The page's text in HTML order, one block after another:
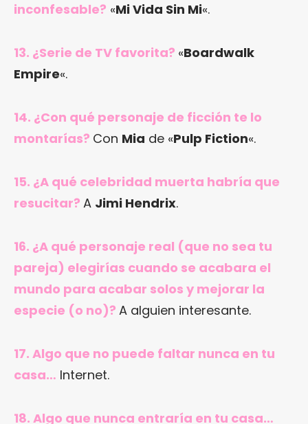
inconfesable? «Mi Vida Sin Mi«.
13. ¿Serie de TV favorita? «Boardwalk
Empire«.
14. ¿Con qué personaje de ficción te lo
montarías? Con Mia de «Pulp Fiction«.
15. ¿A qué celebridad muerta habría que
resucitar? A Jimi Hendrix.
16. ¿A qué personaje real (que no sea tu
pareja) elegirías cuando se acabara el
mundo para acabar solos y mejorar la
especie (o no)? A alguien interesante.
17. Algo que no puede faltar nunca en tu
casa… Internet.
18. Algo que nunca entraría en tu casa…